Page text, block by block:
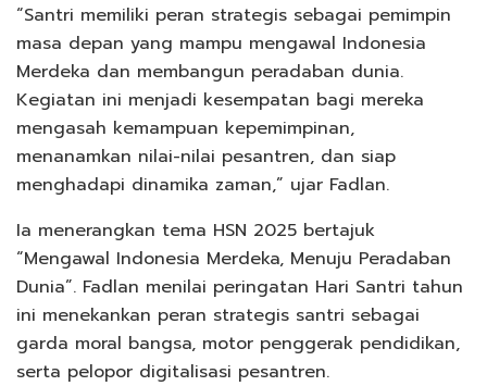
“Santri memiliki peran strategis sebagai pemimpin
masa depan yang mampu mengawal Indonesia
Merdeka dan membangun peradaban dunia.
Kegiatan ini menjadi kesempatan bagi mereka
mengasah kemampuan kepemimpinan,
menanamkan nilai-nilai pesantren, dan siap
menghadapi dinamika zaman,” ujar Fadlan.
Ia menerangkan tema HSN 2025 bertajuk
“Mengawal Indonesia Merdeka, Menuju Peradaban
Dunia”. Fadlan menilai peringatan Hari Santri tahun
ini menekankan peran strategis santri sebagai
garda moral bangsa, motor penggerak pendidikan,
serta pelopor digitalisasi pesantren.